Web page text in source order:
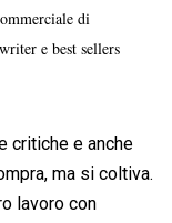
di
e best sellers
critiche e anche
ma si coltiva.
lavoro con